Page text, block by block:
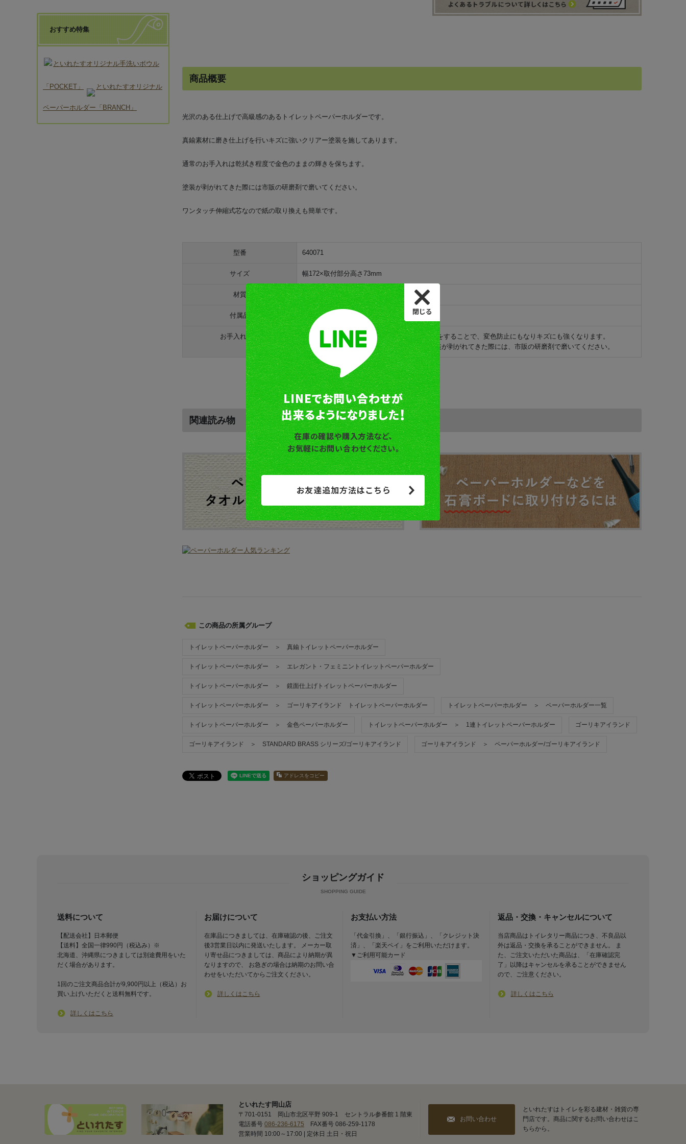
商品概要
光沢のある仕上げで高級感のあるトイレットペーパーホルダーです。
真鍮素材に磨き仕上げを行いキズに強いクリアー塗装を施してあります。
通常のお手入れは乾拭き程度で金色のままの輝きを保ちます。
塗装が剥がれてきた際には市販の研磨剤で磨いてください。
ワンタッチ伸縮式芯なので紙の取り換えも簡単です。
型番 640071
サイズ 幅172×取付部分高さ73mm
材質 真鍮・クリアー仕上げ
付属品 取付ビス付
お手入れ方法
表面に光沢がある仕上げです。 クリアー塗装をすることで、変色防止にもなりキズにも強くなります。
日常のお手入れは、から拭き程度でＯＫ。塗装が剥がれてきた際には、市販の研磨剤で磨いてください。
関連読み物
この商品の所属グループ
トイレットペーパーホルダー ＞ 真鍮トイレットペーパーホルダー
トイレットペーパーホルダー ＞ エレガント・フェミニントイレットペーパーホルダー
トイレットペーパーホルダー ＞ 鏡面仕上げトイレットペーパーホルダー
トイレットペーパーホルダー ＞ ゴーリキアイランド トイレットペーパーホルダー トイレットペーパーホルダー ＞ ペーパーホルダー一覧
トイレットペーパーホルダー ＞ 金色ペーパーホルダー トイレットペーパーホルダー ＞ 1連トイレットペーパーホルダー ゴーリキアイランド
ゴーリキアイランド ＞ STANDARD BRASS シリーズ/ゴーリキアイランド ゴーリキアイランド ＞ ペーパーホルダー/ゴーリキアイランド
アドレスをコピー
おすすめ特集
といれたすオリジナル手洗いボウル
「POCKET」 といれたすオリジナル
ペーパーホルダー「BRANCH」
ショッピングガイド
送料について
【配送会社】日本郵便
【送料】全国一律990円（税込み）※
北海道、沖縄県につきましては別途費用をいた
だく場合があります。
1回のご注文商品合計が9,900円以上（税込）お
買い上げいただくと送料無料です。
詳しくはこちら
お届けについて
在庫品につきましては、在庫確認の後、ご注文
後3営業日以内に発送いたします。 メーカー取
り寄せ品につきましては、商品により納期が異
なりますので、 お急ぎの場合は納期のお問い合
わせをいただいてからご注文ください。
詳しくはこちら
お支払い方法
「代金引換」、「銀行振込」、「クレジット決
済」、「楽天ペイ」をご利用いただけます。
▼ご利用可能カード
返品・交換・キャンセルについて
当店商品はトイレタリー商品につき、不良品以
外は返品・交換を承ることができません。 ま
た、ご注文いただいた商品は、「在庫確認完
了」以降はキャンセルを承ることができません
ので、ご注意ください。
詳しくはこちら
といれたす岡山店
〒701-0151 岡山市北区平野 909-1 セントラル参番館 1 階東
電話番号 086-236-6175 FAX番号 086-259-1178
営業時間 10:00～17:00 | 定休日 土日・祝日
お問い合わせ
といれたすはトイレを彩る建材・雑貨の専
門店です。商品に関するお問い合わせはこ
ちらから。